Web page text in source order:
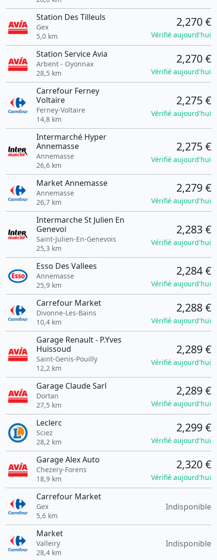
Station Des Tilleuls
Gex
5,0 km
2,270 €
Vérifié aujourd'hui
Station Service Avia
Arbent - Oyonnax
28,5 km
2,270 €
Vérifié aujourd'hui
Carrefour Ferney
Voltaire
Ferney-Voltaire
14,8 km
2,275 €
Vérifié aujourd'hui
Intermarché Hyper
Annemasse
Annemasse
26,6 km
2,275 €
Vérifié aujourd'hui
Market Annemasse
Annemasse
26,7 km
2,279 €
Vérifié aujourd'hui
Intermarche St Julien En
Genevoi
Saint-Julien-En-Genevois
25,3 km
2,283 €
Vérifié aujourd'hui
Esso Des Vallees
Annemasse
25,9 km
2,284 €
Vérifié aujourd'hui
Carrefour Market
Divonne-Les-Bains
10,4 km
2,288 €
Vérifié aujourd'hui
Garage Renault - P.Yves
Huissoud
Saint-Genis-Pouilly
12,2 km
2,289 €
Vérifié aujourd'hui
Garage Claude Sarl
Dortan
27,5 km
2,289 €
Vérifié aujourd'hui
Leclerc
Sciez
28,2 km
2,299 €
Vérifié aujourd'hui
Garage Alex Auto
Chezery-Forens
18,9 km
2,320 €
Vérifié aujourd'hui
Carrefour Market
Gex
5,6 km
Indisponible
Market
Valleiry
28,4 km
Indisponible